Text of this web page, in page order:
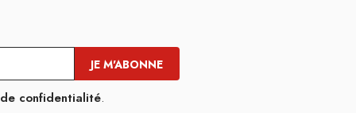
confidentialité.